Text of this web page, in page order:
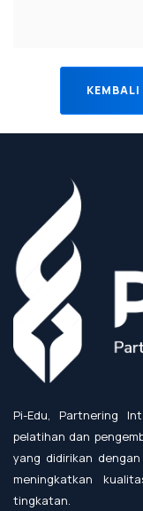
Pi-Edu, Partnering
pelatihan dan
yang didirikan
meningkatkan
tingkatan.